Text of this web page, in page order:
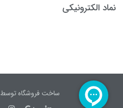
نماد الکترونیکی
ساخت فروشگاه توسط